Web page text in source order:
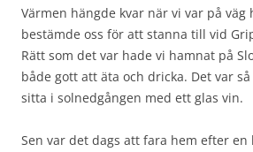
Värmen hängde kvar när vi var på väg
bestämde oss för att stanna till vid
Rätt som det var hade vi hamnat på
både gott att äta och dricka. Det var
sitta i solnedgången med ett glas vin.
Sen var det dags att fara hem efter en